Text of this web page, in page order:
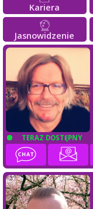
Kariera
Jasnowidzenie
TERAZ DOSTĘPNY